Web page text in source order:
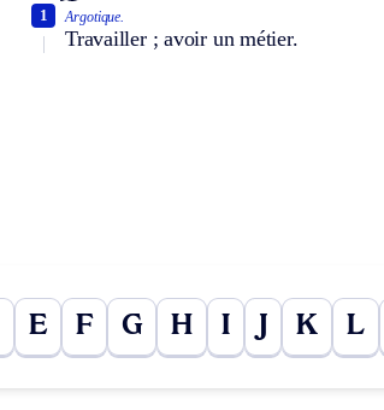
Argotique.
Travailler ; avoir un métier.
1
E F G H I J K L